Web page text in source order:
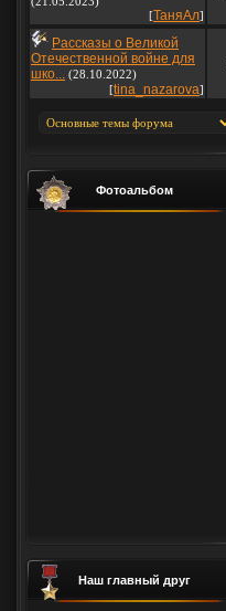
[ТаняАл]
Рассказы о Великой
Отечественной войне для
шко... (28.10.2022)
[tina_nazarova]
Фотоальбом
Наш главный друг